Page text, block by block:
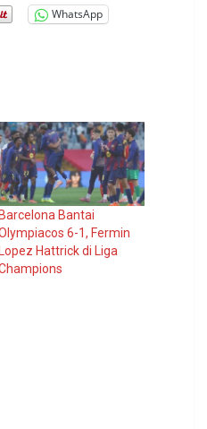
WhatsApp
Bantai
6-1, Fermin
Hattrick di Liga